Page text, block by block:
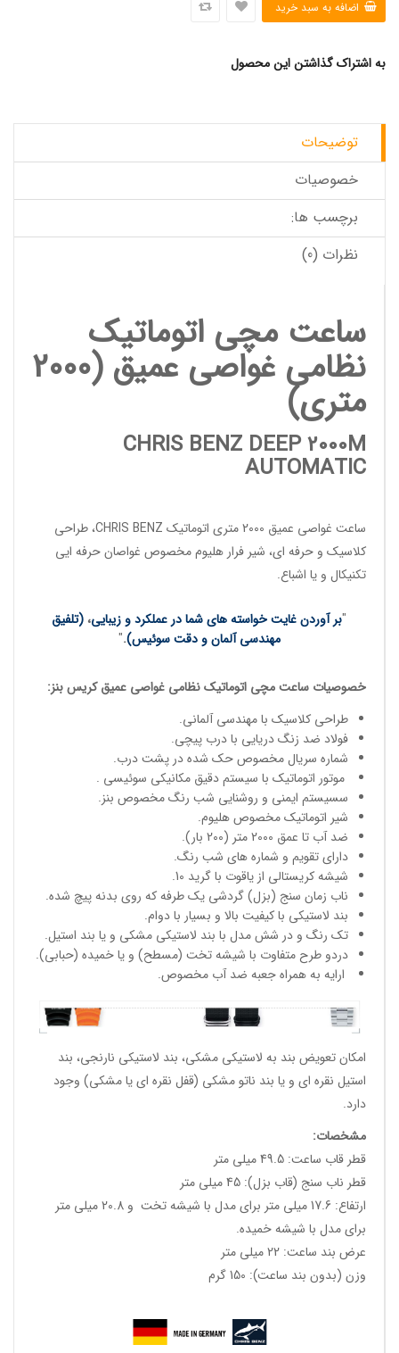
به اشتراک گذاشتن این محصول
توضیحات
خصوصیات
برچسب ها:
نظرات (0)
ساعت مچی اتوماتیک
نظامی غواصی عمیق (2000
متری)
CHRIS BENZ DEEP 2000M
AUTOMATIC
ساعت غواصی عمیق CHRIS BENZ، طراحی
کلاسیک و حرفه ای، شیر فرار هلیوم مخصوص غواصان حرفه ایی
تکنیکال و یا اشباع.
"بر آوردن غایت خواسته های شما در عملکرد و زیبایی، (تلفیق
مهندسی آلمان و دقت سوئیس).
"
خصوصیات ساعت مچی اتوماتیکنظامی غواصی عمیقکریس بنز:
طراحی کلاسیک با مهندسی آلمانی.
فولاد ضد زنگ دریایی با درب پیچی.
شماره سریال مخصوص حک شده در پشت درب.
موتور اتوماتیک با سیستم دقیق مکانیکی سوئیسی .
سسیستم ایمنی و روشنایی شب رنگ مخصوص بنز.
شیر اتوماتیک مخصوص هلیوم.
ضد آب تا عمق 2000 متر (200 بار).
دارای تقویم و شماره های شب رنگ.
شیشه کریستالی از یاقوت با گرید 10.
ناب زمان سنج (بزل) گردشی یک طرفه که روی بدنه پیچ شده.
بند لاستیکی با کیفیت بالا و بسیار با دوام.
تک رنگ و در شش مدل با بند لاستیکی مشکی و یا بند استیل.
دردو طرح متفاوت با شیشه تخت (مسطح) و یا خمیده (حبابی).
ارایه به همراه جعبه ضد آب مخصوص.
امکان تعویض بند به لاستیکی مشکی، بند لاستیکی نارنجی، بند
استیل نقره ای و یا بند ناتو مشکی (قفل نقره ای یا مشکی) وجود
دارد.
مشخصات:
قطر قاب ساعت: 49.5 میلی متر
قطر ناب سنج (قاب بزل): 45 میلی متر
ارتفاع: 17.6 میلی متر برای مدل با شیشه تخت و 20.8 میلی متر
برای مدل با شیشه خمیده.
عرض بند ساعت: 22 میلی متر
وزن (بدون بند ساعت): 150 گرم